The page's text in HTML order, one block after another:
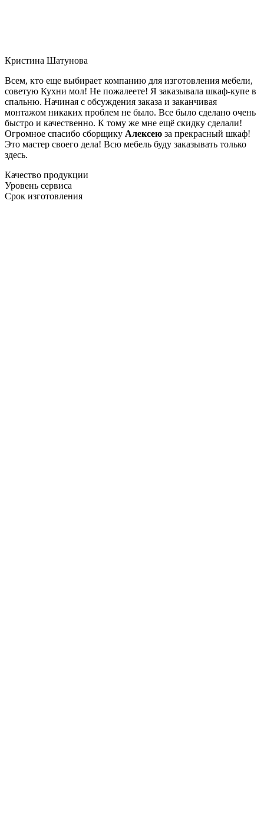
Кристина Шатунова
Всем, кто еще выбирает компанию для изготовления мебели,
советую Кухни мол! Не пожалеете! Я заказывала шкаф-купе в
спальню. Начиная с обсуждения заказа и заканчивая
монтажом никаких проблем не было. Все было сделано очень
быстро и качественно. К тому же мне ещё скидку сделали!
Огромное спасибо сборщику Алексею за прекрасный шкаф!
Это мастер своего дела! Всю мебель буду заказывать только
здесь.
Качество продукции
Уровень сервиса
Срок изготовления